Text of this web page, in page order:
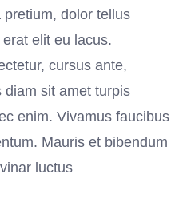
dolor tellus
elit eu lacus.
cursus ante,
diam sit amet turpis
enim. Vivamus faucibus
Mauris et bibendum
luctus